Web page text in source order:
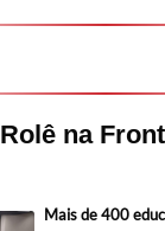
Rolê na
Mais de 400